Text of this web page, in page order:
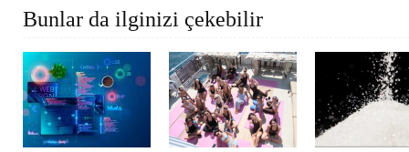
Bunlar da ilginizi çekebilir